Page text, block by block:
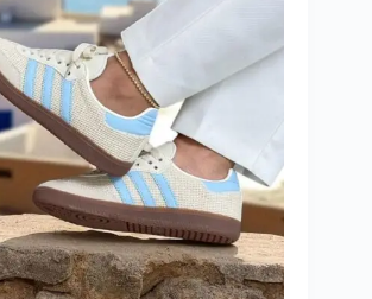
se
pueden
elegir
en
la
página
de
producto